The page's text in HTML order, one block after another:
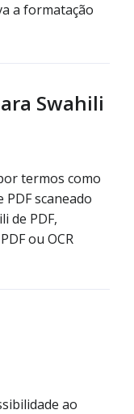
a formatação
Swahili
termos como
PDF scaneado
de PDF,
ou OCR
ao